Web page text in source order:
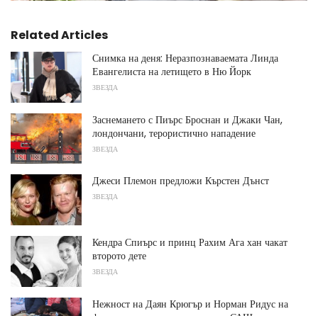
Related Articles
Снимка на деня: Неразпознаваемата Линда
Евангелиста на летището в Ню Йорк
ЗВЕЗДА
Заснемането с Пиърс Броснан и Джаки Чан,
лондончани, терористично нападение
ЗВЕЗДА
Джеси Племон предложи Кърстен Дънст
ЗВЕЗДА
Кендра Спиърс и принц Рахим Ага хан чакат
второто дете
ЗВЕЗДА
Нежност на Даян Крюгър и Норман Ридус на